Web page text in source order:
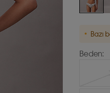
Bazı
Beden: